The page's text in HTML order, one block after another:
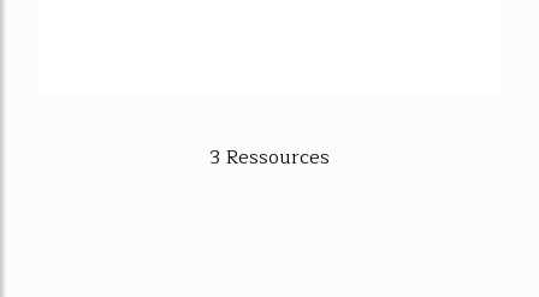
3 Ressources